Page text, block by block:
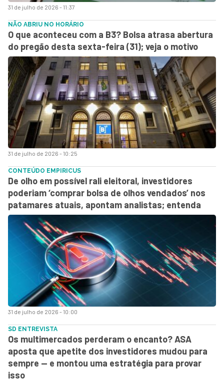
31 de julho de 2026 - 11:37
31 de julho de 2026 - 10:25
NÃO ABRIU NO HORÁRIO
O que aconteceu com a B3? Bolsa atrasa abertura
do pregão desta sexta-feira (31); veja o motivo
31 de julho de 2026 - 10:00
CONTEÚDO EMPIRICUS
De olho em possível rali eleitoral, investidores
poderiam ‘comprar bolsa de olhos vendados’ nos
patamares atuais, apontam analistas; entenda
SD ENTREVISTA
Os multimercados perderam o encanto? ASA
aposta que apetite dos investidores mudou para
sempre — e montou uma estratégia para provar
isso